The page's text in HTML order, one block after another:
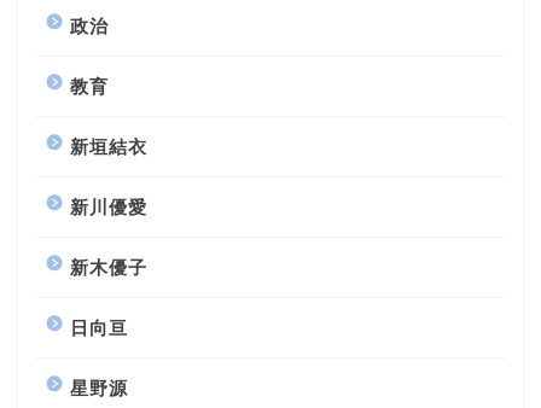
政治
教育
新垣結衣
新川優愛
新木優子
日向亘
星野源